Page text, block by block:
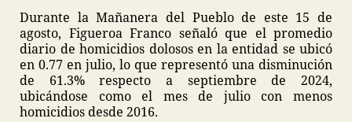
Durante la Mañanera del Pueblo de este 15 de
agosto, Figueroa Franco señaló que el promedio
diario de homicidios dolosos en la entidad se ubicó
en 0.77 en julio, lo que representó una disminución
de 61.3% respecto a septiembre de 2024,
ubicándose como el mes de julio con menos
homicidios desde 2016.